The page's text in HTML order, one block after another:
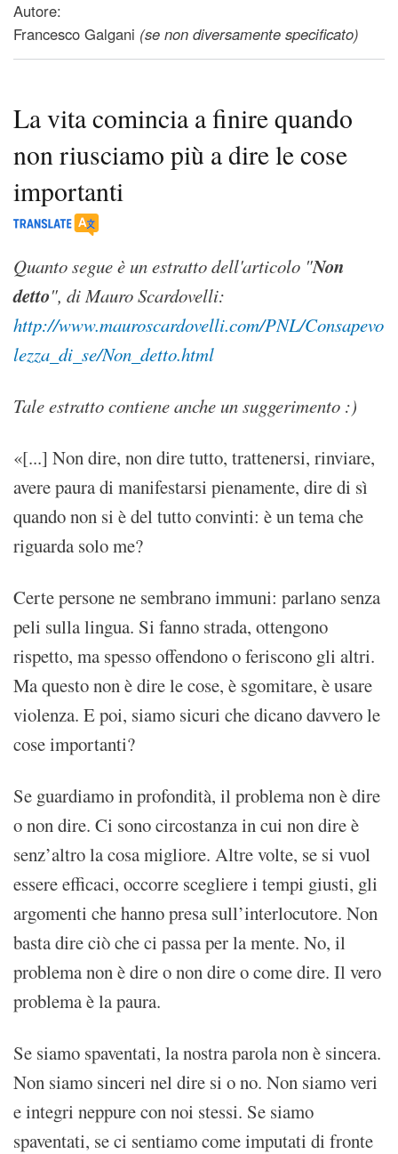
Autore:
Francesco Galgani (se non diversamente specificato)
La vita comincia a finire quando
non riusciamo più a dire le cose
importanti
Quanto segue è un estratto dell'articolo "Non
detto", di Mauro Scardovelli:
http://www.mauroscardovelli.com/PNL/Consapevo
lezza_di_se/Non_detto.html
Tale estratto contiene anche un suggerimento :)
«[...] Non dire, non dire tutto, trattenersi, rinviare,
avere paura di manifestarsi pienamente, dire di sì
quando non si è del tutto convinti: è un tema che
riguarda solo me?
Certe persone ne sembrano immuni: parlano senza
peli sulla lingua. Si fanno strada, ottengono
rispetto, ma spesso offendono o feriscono gli altri.
Ma questo non è dire le cose, è sgomitare, è usare
violenza. E poi, siamo sicuri che dicano davvero le
cose importanti?
Se guardiamo in profondità, il problema non è dire
o non dire. Ci sono circostanza in cui non dire è
senz’altro la cosa migliore. Altre volte, se si vuol
essere efficaci, occorre scegliere i tempi giusti, gli
argomenti che hanno presa sull’interlocutore. Non
basta dire ciò che ci passa per la mente. No, il
problema non è dire o non dire o come dire. Il vero
problema è la paura.
Se siamo spaventati, la nostra parola non è sincera.
Non siamo sinceri nel dire si o no. Non siamo veri
e integri neppure con noi stessi. Se siamo
spaventati, se ci sentiamo come imputati di fronte